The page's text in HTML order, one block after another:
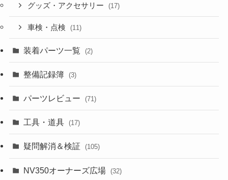
グッズ・アクセサリー (17)
車検・点検 (11)
装着パーツ一覧 (2)
整備記録簿 (3)
パーツレビュー (71)
工具・道具 (17)
疑問解消＆検証 (105)
NV350オーナーズ広場 (32)